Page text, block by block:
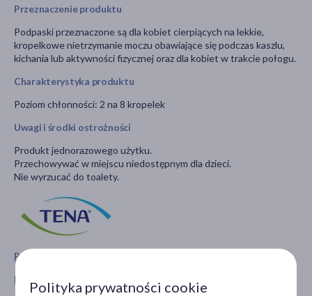
Pokaż wszystkie produkty TENA
Pokaż wszystkie produkty linii TENA Lady Slim marki TENA
Przeznaczenie produktu
Podpaski przeznaczone są dla kobiet cierpiących na lekkie,
kropelkowe nietrzymanie moczu obawiające się podczas kaszlu,
kichania lub aktywności fizycznej oraz dla kobiet w trakcie połogu.
Charakterystyka produktu
Poziom chłonności: 2 na 8 kropelek
Uwagi i środki ostrożności
Produkt jednorazowego użytku.
Przechowywać w miejscu niedostępnym dla dzieci.
Nie wyrzucać do toalety.
Polityka prywatności cookie